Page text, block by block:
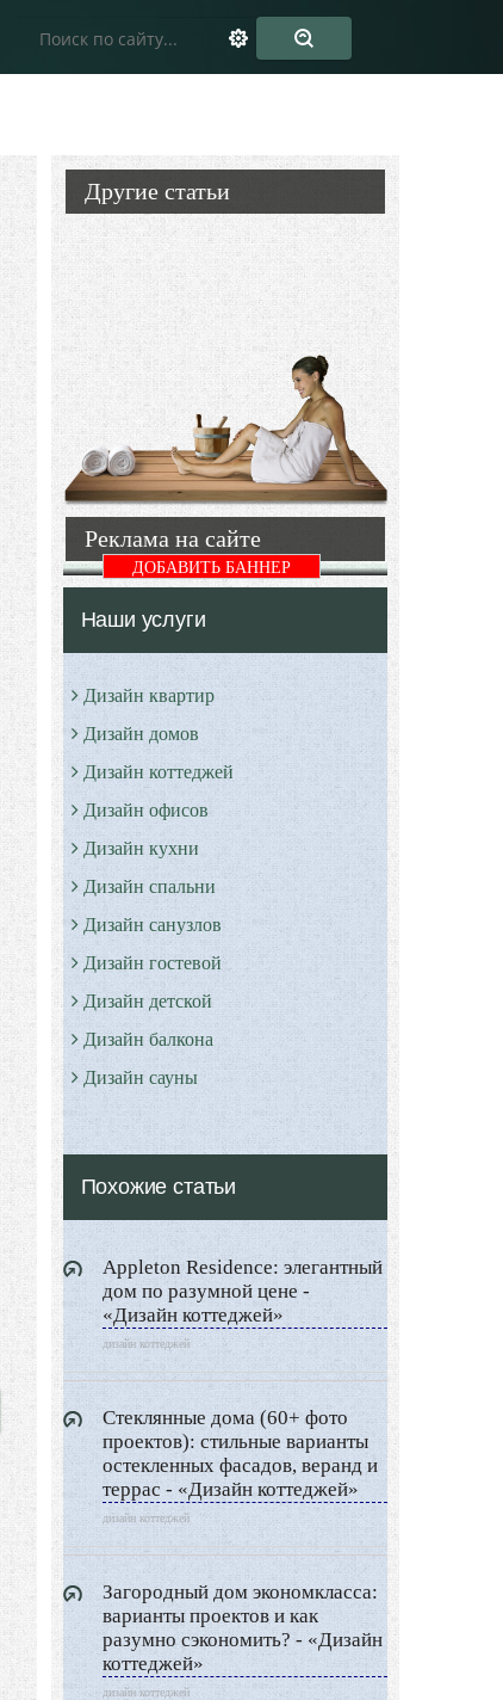
Другие статьи
Реклама на сайте
ДОБАВИТЬ БАННЕР
Наши услуги
Дизайн квартир
Дизайн домов
Дизайн коттеджей
Дизайн офисов
Дизайн кухни
Дизайн спальни
Дизайн санузлов
Дизайн гостевой
Дизайн детской
Дизайн балкона
Дизайн сауны
Дизайн прихожей
Дизайн гардеробной
Все о Сауне и Банях
Дизайн Саун
Типы Бань
Экстерьер
Декор
Двор и сад
Архитектура
Дизайн интерьера
Ландшафтный дизайн
LIMITED EDITION
Видео новости
Дизайн разное
Другие услуги
Похожие статьи
Appleton Residence: элегантный
дом по разумной цене -
«Дизайн коттеджей»
дизайн коттеджей
Стеклянные дома (60+ фото
проектов): стильные варианты
остекленных фасадов, веранд и
террас - «Дизайн коттеджей»
дизайн коттеджей
Загородный дом экономкласса:
варианты проектов и как
разумно сэкономить? - «Дизайн
коттеджей»
дизайн коттеджей